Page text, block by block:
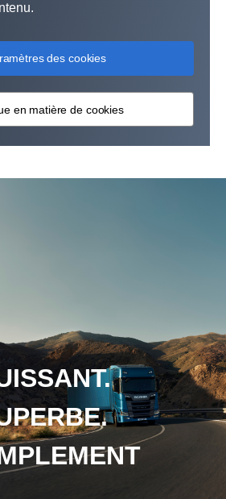
des cookies
en matière de cookies